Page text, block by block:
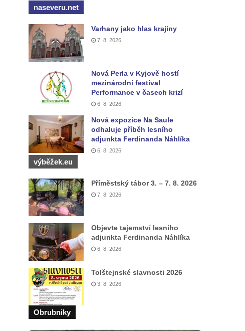
naseveru.net
Varhany jako hlas krajiny
7. 8. 2026
Nová Perla v Kyjově hostí
mezinárodní festival
Performance v časech krizí
6. 8. 2026
Nová expozice Na Saule
odhaluje příběh lesního
adjunkta Ferdinanda Náhlíka
6. 8. 2026
výběžek.eu
Příměstský tábor 3. – 7. 8. 2026
7. 8. 2026
Objevte tajemství lesního
adjunkta Ferdinanda Náhlíka
6. 8. 2026
Tolštejnské slavnosti 2026
3. 8. 2026
Obrubniky